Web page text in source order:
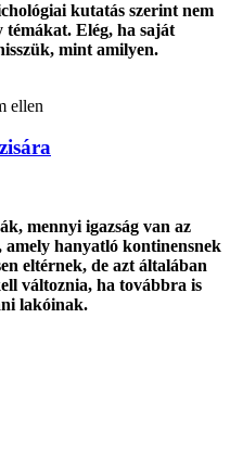
kutatás szerint nem
Elég, ha saját
mint amilyen.
mennyi igazság van az
hanyatló kontinensnek
eltérnek, de azt általában
változnia, ha továbbra is
lakóinak.